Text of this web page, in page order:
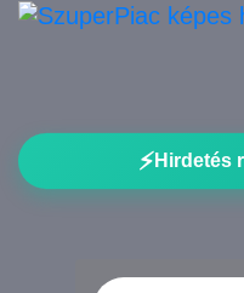
⚡Hirdetés